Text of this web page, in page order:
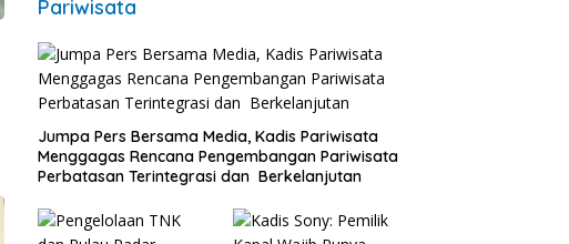
Pariwisata
Jumpa Pers Bersama Media, Kadis Pariwisata
Menggagas Rencana Pengembangan Pariwisata
Perbatasan Terintegrasi dan Berkelanjutan